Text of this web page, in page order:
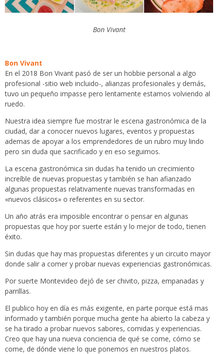
Bon Vivant
Bon Vivant
En el 2018 Bon Vivant pasó de ser un hobbie personal a algo
profesional -sitio web incluido-, alianzas profesionales y demás,
tuvo un pequeño impasse pero lentamente estamos volviendo al
ruedo.
Nuestra idea siempre fue mostrar le escena gastronómica de la
ciudad, dar a conocer nuevos lugares, eventos y propuestas
ademas de apoyar a los emprendedores de un rubro muy lindo
pero sin duda que sacrificado y en eso seguimos.
La escena gastronómica sin dudas ha tenido un crecimiento
increíble de nuevas propuestas y también se han afianzado
algunas propuestas relativamente nuevas transformadas en
«nuevos clásicos» o referentes en su sector.
Un año atrás era imposible encontrar o pensar en algunas
propuestas que hoy por suerte están y lo mejor de todo, tienen
éxito.
Sin dudas que hay mas propuestas diferentes y un circuito mayor
donde salir a comer y probar nuevas experiencias gastronómicas.
Por suerte Montevideo dejó de ser chivito, pizza, empanadas y
parrillas.
El publico hoy en día es más exigente, en parte porque está mas
informado y también porque mucha gente ha abierto la cabeza y
se ha tirado a probar nuevos sabores, comidas y experiencias.
Creo que hay una nueva conciencia de qué se come, cómo se
come, de dónde viene lo que ponemos en nuestros platos.